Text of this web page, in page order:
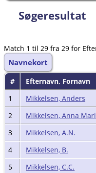
Søgeresultat
Match 1 til 29 fra 29 for
Navnekort
# Efternavn, Fornavn
1
Mikkelsen, Anders
2
Mikkelsen, Anna
3
Mikkelsen, A.N.
4
Mikkelsen, B.
5
Mikkelsen, C.C.